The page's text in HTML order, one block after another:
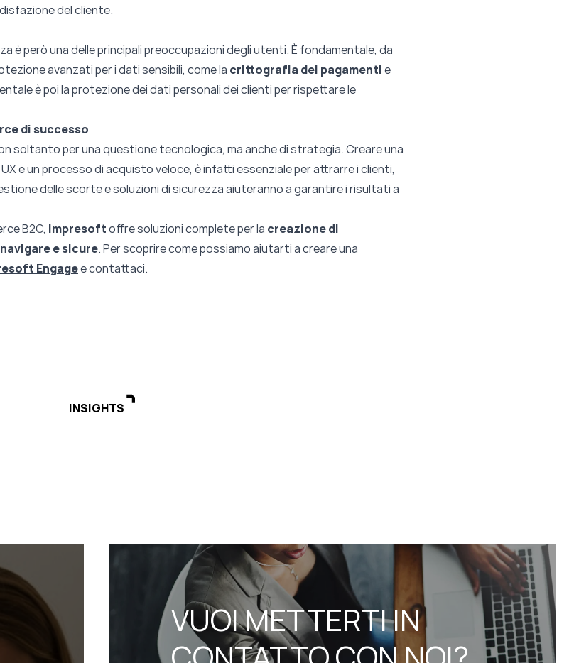
del cliente.
è però una delle principali preoccupazioni degli utenti. È fondamentale, da
avanzati per i dati sensibili, come la crittografia dei pagamentie
è poi la protezione dei dati personali dei clienti per rispettare le
di successo
soltanto per una questione tecnologica, ma anche di strategia. Creare una
e un processo di acquisto veloce, è infatti essenziale per attrarre i clienti,
delle scorte e soluzioni di sicurezza aiuteranno a garantire i risultati a
B2C, Impresoftoffre soluzioni complete per la creazione di
e sicure. Per scoprire come possiamo aiutarti a creare una
Engagee contattaci.
INSIGHTS
VUOI METTERTI IN